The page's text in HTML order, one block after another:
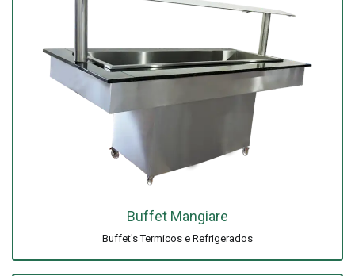
Buffet Mangiare
Buffet's Termicos e Refrigerados